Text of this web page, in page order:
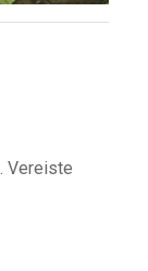
Vereiste